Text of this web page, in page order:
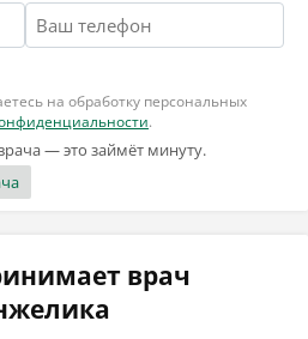
на обработку персональных
.
— это займёт минуту.
врач